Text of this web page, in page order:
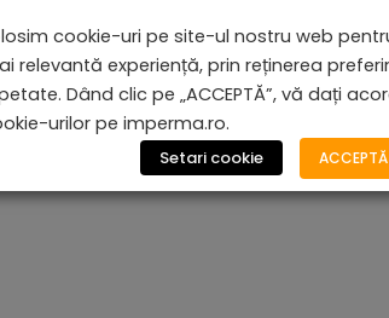
cookie-uri pe site-ul nostru web
relevantă experiență, prin reținerea
Dând clic pe „ACCEPTĂ”, vă dați
urilor pe imperma.ro.
Setari cookie ACCEPTĂ